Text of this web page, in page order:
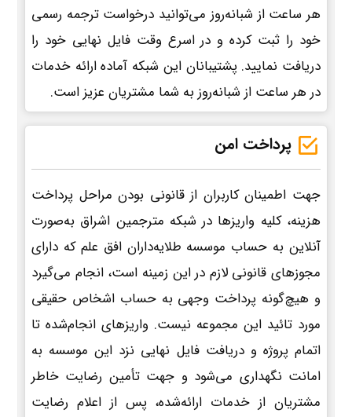
هر ساعت از شبانه‌روز می‌توانید درخواست ترجمه رسمی
خود را ثبت کرده و در اسرع وقت فایل نهایی خود را
دریافت نمایید. پشتیبانان این شبکه آماده ارائه خدمات
در هر ساعت از شبانه‌روز به شما مشتریان عزیز است.
پرداخت امن
جهت اطمینان کاربران از قانونی بودن مراحل پرداخت
هزینه، کلیه واریزها در شبکه مترجمین اشراق به‌صورت
آنلاین به حساب موسسه طلایه‌داران افق علم که دارای
مجوزهای قانونی لازم در این زمینه است، انجام می‌گیرد
و هیچ‌گونه پرداخت وجهی به حساب اشخاص حقیقی
مورد تائید این مجموعه نیست. واریزهای انجام‌شده تا
اتمام پروژه و دریافت فایل نهایی نزد این موسسه به
امانت نگهداری می‌شود و جهت تأمین رضایت خاطر
مشتریان از خدمات ارائه‌شده، پس از اعلام رضایت